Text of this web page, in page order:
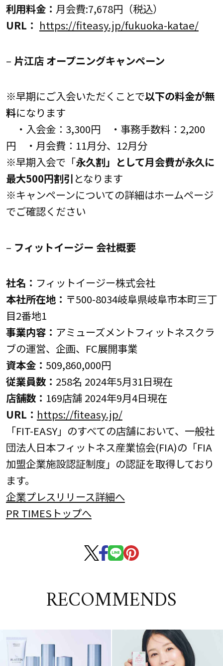
利用料金： 月会費:7,678円（税込）
URL： https://fiteasy.jp/fukuoka-katae/
– 片江店 オープニングキャンペーン
※早期にご入会いただくことで以下の料金が無
料になります
・入会金：3,300円 ・事務手数料：2,200
円 ・月会費：11月分、12月分
※早期入会で「永久割」として月会費が永久に
最大500円割引 となります
※キャンペーンについての詳細はホームページ
でご確認ください
– フィットイージー 会社概要
社名： フィットイージー株式会社
本社所在地： 〒500-8034岐阜県岐阜市本町三丁
目2番地1
事業内容： アミューズメントフィットネスクラ
ブの運営、企画、FC展開事業
資本金： 509,860,000円
従業員数： 258名 2024年5月31日現在
店舗数： 169店舗 2024年9月4日現在
URL： https://fiteasy.jp/
「FIT-EASY」のすべての店舗において、一般社
団法人日本フィットネス産業協会(FIA)の「FIA
加盟企業施設認証制度」の認証を取得しており
ます。
企業プレスリリース詳細へ
PR TIMESトップへ
RECOMMENDS